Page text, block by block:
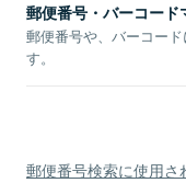
郵便番号・バーコード
郵便番号や、バーコー
す。
郵便番号検索に使用さ